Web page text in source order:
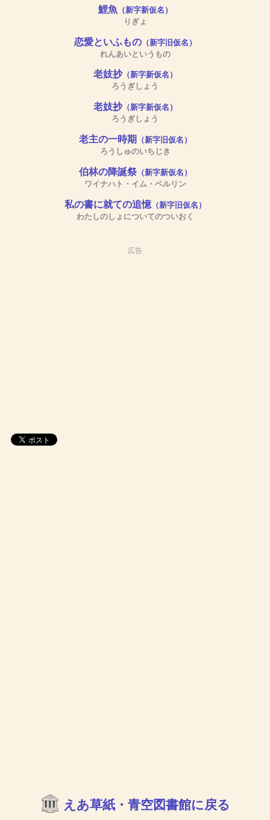
鯉魚 （新字新仮名）
りぎょ
恋愛といふもの（新字旧仮名）
れんあいというもの
老妓抄（新字新仮名）
ろうぎしょう
老妓抄（新字新仮名）
ろうぎしょう
老主の一時期 （新字旧仮名）
ろうしゅのいちじき
伯林の降誕祭（新字新仮名）
ワイナハト・イム・ベルリン
私の書に就ての追憶（新字旧仮名）
わたしのしょについてのついおく
広告
えあ草紙・青空図書館に戻る